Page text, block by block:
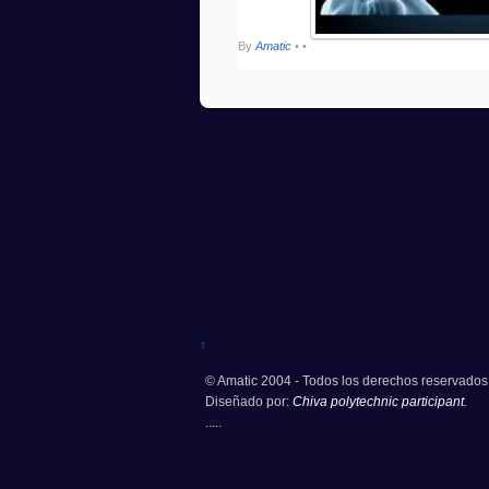
By Amatic • •
↑
© Amatic 2004 - Todos los derechos
Diseñado por: Chiva polytechnic participant.